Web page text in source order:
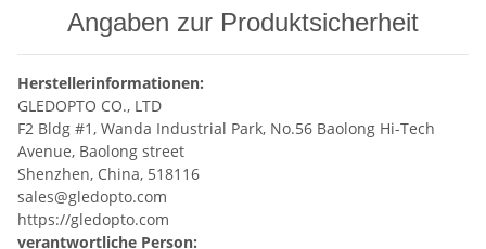
Angaben zur Produktsicherheit
Herstellerinformationen:
GLEDOPTO CO., LTD
F2 Bldg #1, Wanda Industrial Park, No.56 Baolong Hi-Tech
Avenue, Baolong street
Shenzhen, China, 518116
sales@gledopto.com
https://gledopto.com
verantwortliche Person: